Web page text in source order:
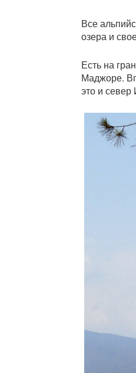
Все
озера и
Есть на
Маджоре.
это и север